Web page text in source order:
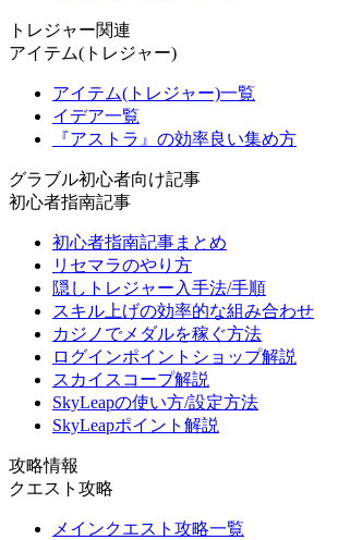
トレジャー関連
アイテム(トレジャー)
アイテム(トレジャー)一覧
イデア一覧
『アストラ』の効率良い集め方
グラブル初心者向け記事
初心者指南記事
初心者指南記事まとめ
リセマラのやり方
隠しトレジャー入手法/手順
スキル上げの効率的な組み合わせ
カジノでメダルを稼ぐ方法
ログインポイントショップ解説
スカイスコープ解説
SkyLeapの使い方/設定方法
SkyLeapポイント解説
攻略情報
クエスト攻略
メインクエスト攻略一覧